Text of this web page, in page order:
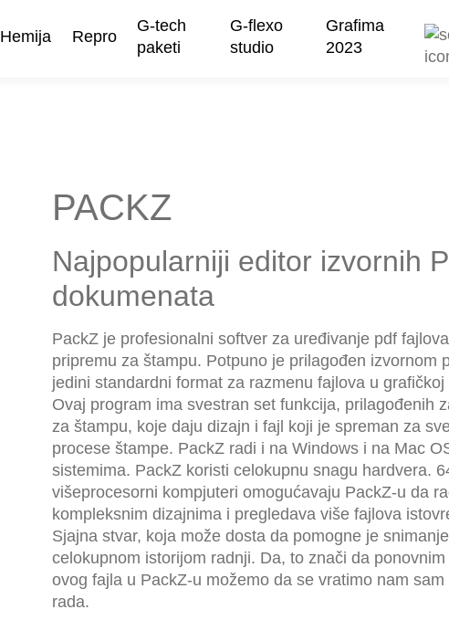
Hemija Repro
G-tech
paketi
G-flexo
studio
Grafima
2023
PACKZ
Najpopularniji editor izvornih
dokumenata
PackZ je profesionalni softver za uređivanje pdf
pripremu za štampu. Potpuno je prilagođen izvornom
jedini standardni format za razmenu fajlova u grafičkoj
Ovaj program ima svestran set funkcija, prilagođenih
za štampu, koje daju dizajn i fajl koji je spreman za
procese štampe. PackZ radi i na Windows i na Mac
sistemima. PackZ koristi celokupnu snagu hardvera.
višeprocesorni kompjuteri omogućavaju PackZ-u da
kompleksnim dizajnima i pregledava više fajlova
Sjajna stvar, koja može dosta da pomogne je
celokupnom istorijom radnji. Da, to znači da
ovog fajla u PackZ-u možemo da se vratimo nam sam
rada.